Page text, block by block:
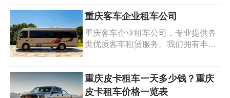
重庆客车企业租车公司
重庆客车企业租车公司，专业提供各
类优质客车租赁服务。我们拥有丰富
公司车辆配备先进的安全设施，确保
乘客的安全出行。专业的司机团队，
重庆皮卡租车一天多少钱？重庆
皮卡租车价格一览表